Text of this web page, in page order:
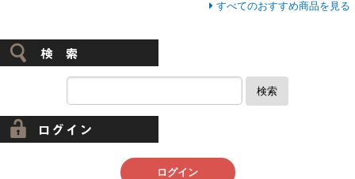
すべてのおすすめ商品を見る
検索
ログイン